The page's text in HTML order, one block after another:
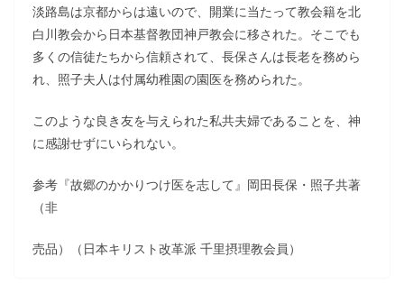
淡路島は京都からは遠いので、開業に当たって教会籍を北
白川教会から日本基督教団神戸教会に移された。そこでも
多くの信徒たちから信頼されて、長保さんは長老を務めら
れ、照子夫人は付属幼稚園の園医を務められた。
このような良き友を与えられた私共夫婦であることを、神
に感謝せずにいられない。
参考『故郷のかかりつけ医を志して』岡田長保・照子共著
（非
売品）（日本キリスト改革派 千里摂理教会員）